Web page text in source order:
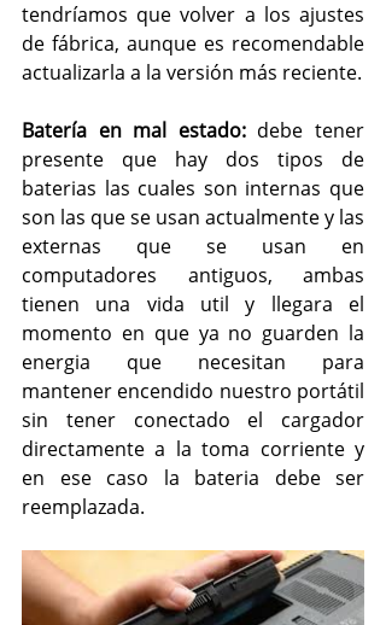
tendríamos que volver a los ajustes
de fábrica, aunque es recomendable
actualizarla a la versión más reciente.
Batería en mal estado: debe tener
presente que hay dos tipos de
baterias las cuales son internas que
son las que se usan actualmente y las
externas que se usan en
computadores antiguos, ambas
tienen una vida util y llegara el
momento en que ya no guarden la
energia que necesitan para
mantener encendido nuestro portátil
sin tener conectado el cargador
directamente a la toma corriente y
en ese caso la bateria debe ser
reemplazada.